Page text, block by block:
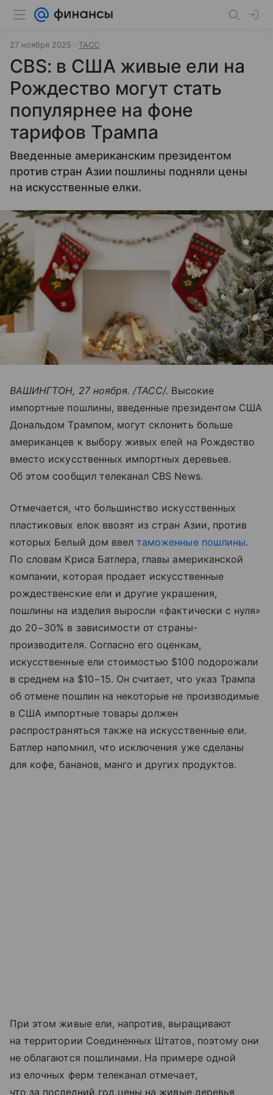
27 ноября 2025 ТАСС
CBS: в США живые ели на
Рождество могут стать
популярнее на фоне
тарифов Трампа
Введенные американским президентом
против стран Азии пошлины подняли цены
на искусственные елки.
ВАШИНГТОН, 27 ноября. /ТАСС/. Высокие
импортные пошлины, введенные президентом США
Дональдом Трампом, могут склонить больше
американцев к выбору живых елей на Рождество
вместо искусственных импортных деревьев.
Об этом сообщил телеканал CBS News.
Отмечается, что большинство искусственных
пластиковых елок ввозят из стран Азии, против
которых Белый дом ввелтаможенные пошлины.
По словам Криса Батлера, главы американской
компании, которая продает искусственные
рождественские ели и другие украшения,
пошлины на изделия выросли «фактически с нуля»
до 20−30% в зависимости от страны-
производителя. Согласно его оценкам,
искусственные ели стоимостью $100 подорожали
в среднем на $10−15. Он считает, что указ Трампа
об отмене пошлин на некоторые не производимые
в США импортные товары должен
распространяться также на искусственные ели.
Батлер напомнил, что исключения уже сделаны
для кофе, бананов, манго и других продуктов.
При этом живые ели, напротив, выращивают
на территории Соединенных Штатов, поэтому они
не облагаются пошлинами. На примере одной
из елочных ферм телеканал отмечает,
что за последний год цены на живые деревья